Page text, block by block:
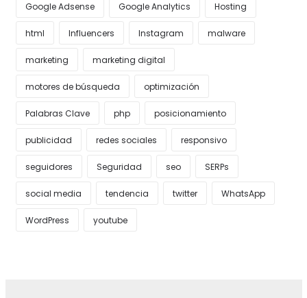
Google Adsense Google Analytics Hosting
html Influencers Instagram malware
marketing marketing digital
motores de búsqueda optimización
Palabras Clave php posicionamiento
publicidad redes sociales responsivo
seguidores Seguridad seo SERPs
social media tendencia twitter WhatsApp
WordPress youtube